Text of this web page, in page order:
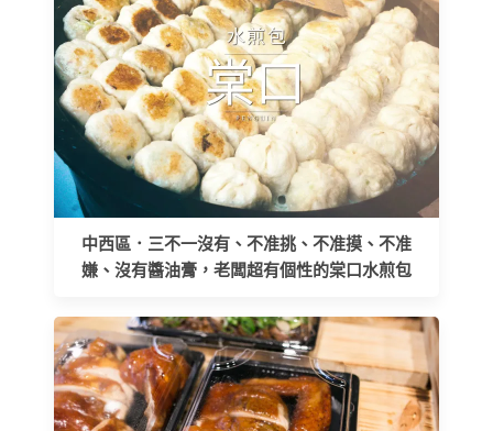
中西區．三不一沒有、不准挑、不准摸、不准
嫌、沒有醬油膏，老闆超有個性的棠口水煎包